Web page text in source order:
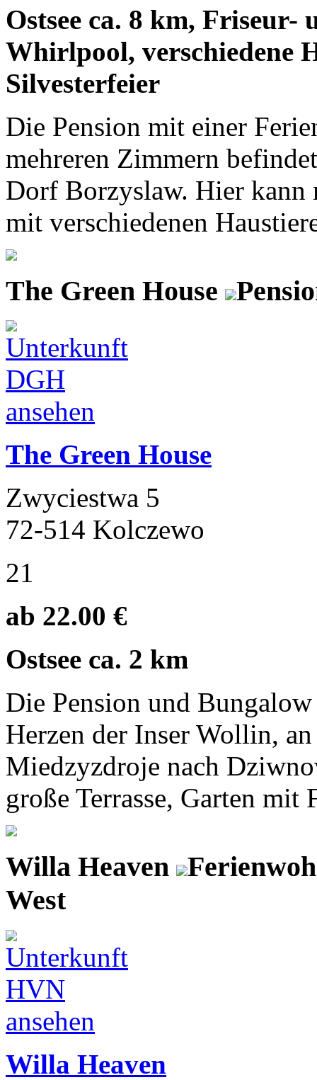
Ostsee ca. 8 km, Friseur-
Whirlpool, verschiedene
Silvesterfeier
Die Pension mit einer
mehreren Zimmern
Dorf Borzyslaw. Hier
mit verschiedenen
The Green House
The Green House
Zwyciestwa 5
72-514 Kolczewo
21
ab 22.00 €
Ostsee ca. 2 km
Die Pension und
Herzen der Inser Wollin,
Miedzyzdroje nach
große Terrasse, Garten mit
Willa Heaven
West
Willa Heaven